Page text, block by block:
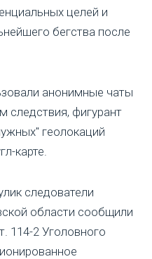
целей и
бегства после
анонимные чаты
фигурант
геолокаций
карте.
следователи
области сообщили
114-2 Уголовного